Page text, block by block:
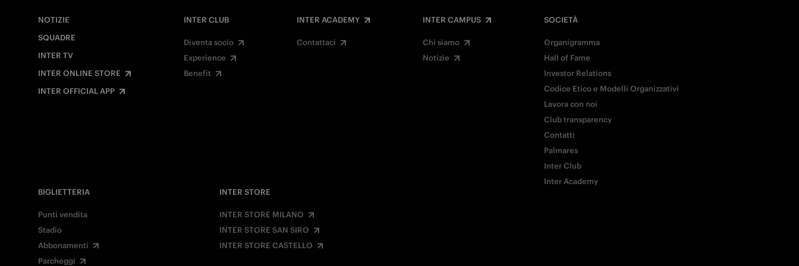
NOTIZIE
SQUADRE
INTER TV
INTER ONLINE STORE
INTER OFFICIAL APP
INTER CLUB
Diventa socio
Experience
Benefit
INTER ACADEMY
Contattaci
INTER CAMPUS
Chi siamo
Notizie
SOCIETÀ
Organigramma
Hall of Fame
Investor Relations
Codice Etico e Modelli Organizzativi
Lavora con noi
Club transparency
Contatti
Palmares
Inter Club
Inter Academy
BIGLIETTERIA
Punti vendita
Stadio
Abbonamenti
Parcheggi
INTER STORE
INTER STORE MILANO
INTER STORE SAN SIRO
INTER STORE CASTELLO